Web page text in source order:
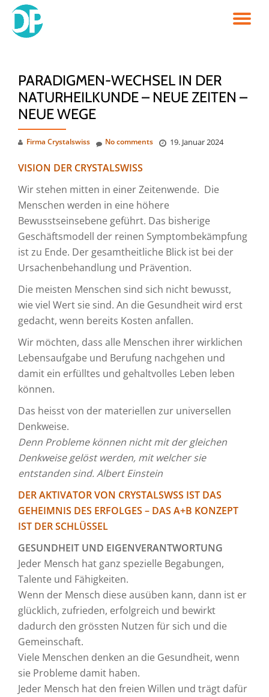
Skip
PARADIGMEN-WECHSEL IN DER
NATURHEILKUNDE – NEUE ZEITEN –
NEUE WEGE
Firma Crystalswiss 19. Januar 2024
No comments
VISION DER CRYSTALSWISS
Wir stehen mitten in einer Zeitenwende. Die
Menschen werden in eine höhere
Bewusstseinsebene geführt. Das bisherige
Geschäftsmodell der reinen Symptombekämpfung
ist zu Ende. Der gesamtheitliche Blick ist bei der
Ursachenbehandlung und Prävention.
Die meisten Menschen sind sich nicht bewusst,
wie viel Wert sie sind. An die Gesundheit wird erst
gedacht, wenn bereits Kosten anfallen.
Wir möchten, dass alle Menschen ihrer wirklichen
Lebensaufgabe und Berufung nachgehen und
damit ein erfülltes und gehaltvolles Leben leben
können.
Das heisst von der materiellen zur universellen
Denkweise.
Denn Probleme können nicht mit der gleichen
Denkweise gelöst werden, mit welcher sie
entstanden sind. Albert Einstein
DER AKTIVATOR VON CRYSTALSWSS IST DAS
GEHEIMNIS DES ERFOLGES – DAS A+B KONZEPT
IST DER SCHLÜSSEL
GESUNDHEIT UND EIGENVERANTWORTUNG
Jeder Mensch hat ganz spezielle Begabungen,
Talente und Fähigkeiten.
Wenn der Mensch diese ausüben kann, dann ist er
glücklich, zufrieden, erfolgreich und bewirkt
dadurch den grössten Nutzen für sich und die
Gemeinschaft.
Viele Menschen denken an die Gesundheit, wenn
sie Probleme damit haben.
Jeder Mensch hat den freien Willen und trägt dafür